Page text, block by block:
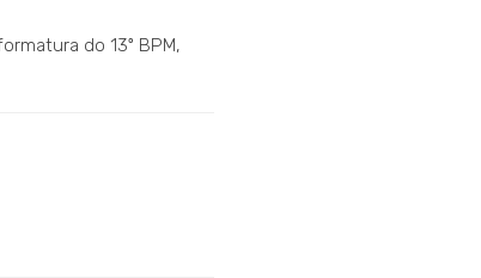
do 13º BPM,